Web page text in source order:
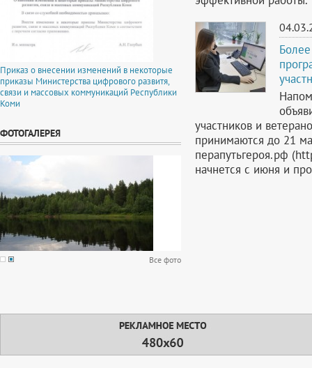
Приказ о внесении изменений в некоторые
приказы Министерства цифрового развитя,
связи и массовых коммуникаций Республики
Коми
ФОТОГАЛЕРЕЯ
Все фото
участников и
принимаются до 21
перапутьгероя.рф
начнется с июня и